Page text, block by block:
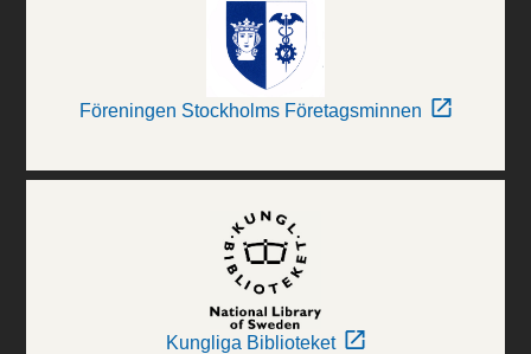
Föreningen Stockholms Företagsminnen
Kungliga Biblioteket